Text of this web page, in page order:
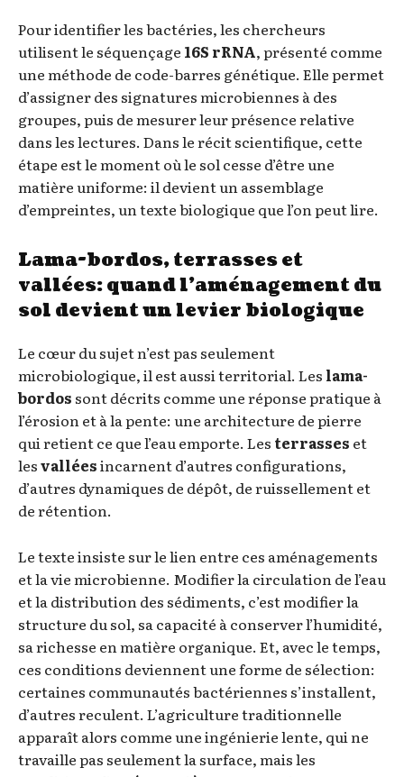
Pour identifier les bactéries, les chercheurs
utilisent le séquençage 16S rRNA, présenté comme
une méthode de code-barres génétique. Elle permet
d’assigner des signatures microbiennes à des
groupes, puis de mesurer leur présence relative
dans les lectures. Dans le récit scientifique, cette
étape est le moment où le sol cesse d’être une
matière uniforme: il devient un assemblage
d’empreintes, un texte biologique que l’on peut lire.
Lama-bordos, terrasses et
vallées: quand l’aménagement du
sol devient un levier biologique
Le cœur du sujet n’est pas seulement
microbiologique, il est aussi territorial. Les lama-
bordos sont décrits comme une réponse pratique à
l’érosion et à la pente: une architecture de pierre
qui retient ce que l’eau emporte. Les terrasses et
lesvalléesincarnent d’autres configurations,
d’autres dynamiques de dépôt, de ruissellement et
de rétention.
Le texte insiste sur le lien entre ces aménagements
et la vie microbienne. Modifier la circulation de l’eau
et la distribution des sédiments, c’est modifier la
structure du sol, sa capacité à conserver l’humidité,
sa richesse en matière organique. Et, avec le temps,
ces conditions deviennent une forme de sélection:
certaines communautés bactériennes s’installent,
d’autres reculent. L’agriculture traditionnelle
apparaît alors comme une ingénierie lente, qui ne
travaille pas seulement la surface, mais les